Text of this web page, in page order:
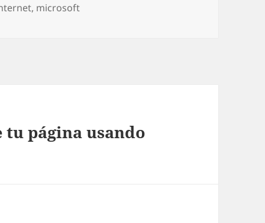
, microsoft
página usando